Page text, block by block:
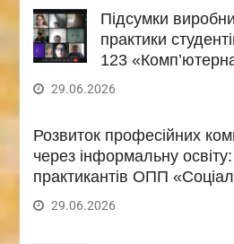
Підсумки
практики
123
29.06.2026
Розвиток професійних
через інформальну
практикантів ОПП
29.06.2026